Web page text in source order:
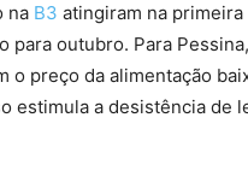
na B3 atingiram na
para outubro. Para
o preço da alimentação
estimula a desistência de